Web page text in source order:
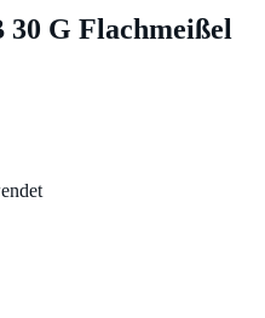
G Flachmeißel